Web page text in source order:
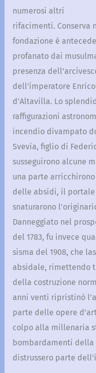
numerosi altri
rifacimenti. Conserva
fondazione è
profanato dai
presenza
dell’imperatore
d’Altavilla. Lo
raffigurazioni
incendio divampato
Svevia, figlio di
susseguirono alcune
una parte
delle absidi, il
snaturarono
Danneggiato nel
del 1783, fu invece
sisma del 1908, che
absidale, rimettendo
della costruzione
anni venti ripristinò
parte delle opere
colpo alla millenaria
bombardamenti della
distrussero parte